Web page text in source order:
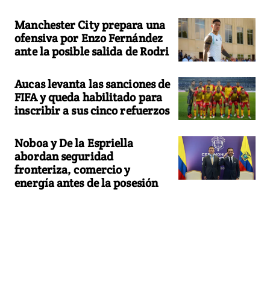
Manchester City prepara una
ofensiva por Enzo Fernández
ante la posible salida de Rodri
Aucas levanta las sanciones de
FIFA y queda habilitado para
inscribir a sus cinco refuerzos
Noboa y De la Espriella
abordan seguridad
fronteriza, comercio y
energía antes de la posesión